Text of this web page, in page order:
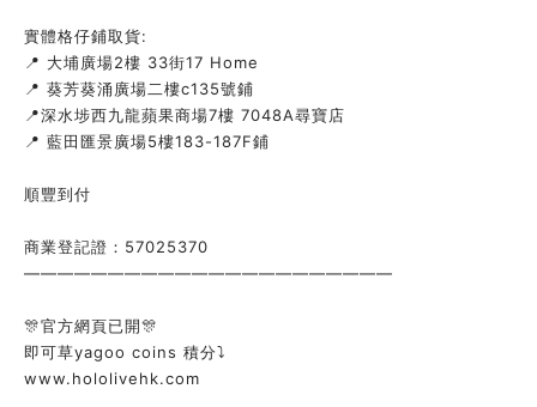
實體格仔鋪取貨:
📍 大埔廣場2樓 33街17 Home
📍 葵芳葵涌廣場二樓c135號鋪
📍深水埗西九龍蘋果商場7樓 7048A尋寶店
📍 藍田匯景廣場5樓183-187F鋪
順豐到付
商業登記證：57025370
——————————————————————
🎊官方網頁已開🎊
即可草yagoo coins 積分⤵️
www.hololivehk.com